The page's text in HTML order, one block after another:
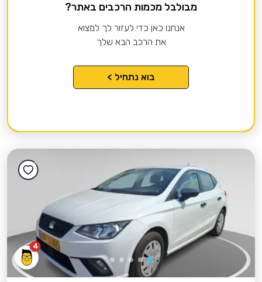
מבולבל מכמות הרכבים באתר?
אנחנו כאן כדי לעזור לך למצוא
את הרכב הבא שלך
בוא נתחיל >
4